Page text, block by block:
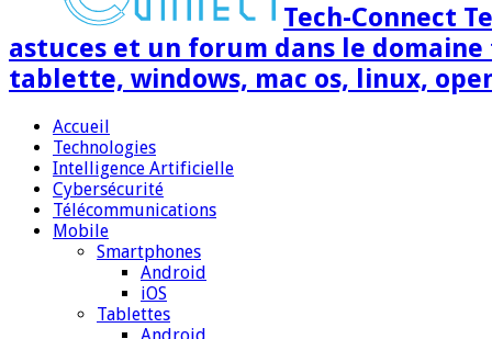
Tech-Connect
astuces et un forum dans le
tablette, windows, mac os, linux,
Accueil
Technologies
Intelligence Artificielle
Cybersécurité
Télécommunications
Mobile
Smartphones
Android
iOS
Tablettes